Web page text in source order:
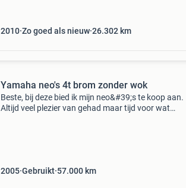
2010 Zo goed als nieuw 26.302 km
Yamaha neo's 4t brom zonder wok
Beste, bij deze bied ik mijn neo&#39;s te koop aan.
Altijd veel plezier van gehad maar tijd voor wat
2005 Gebruikt 57.000 km